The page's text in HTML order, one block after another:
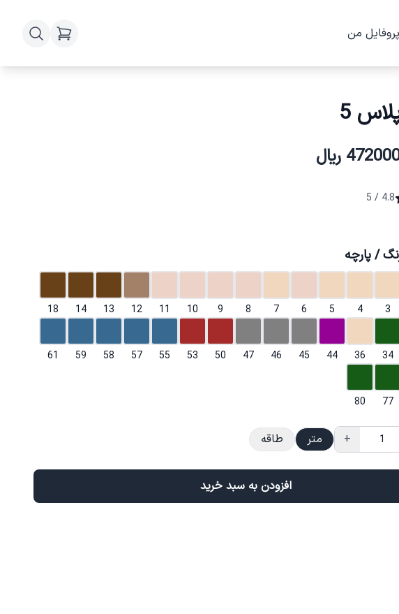
پروفایل من
5
4.8 / 5
/ پارچه
3
4
5
6
7
8
9
10
11
12
13
14
18
34
36
44
45
46
47
50
53
55
57
58
59
61
77
80
+ متر طاقه
افزودن به سبد خرید